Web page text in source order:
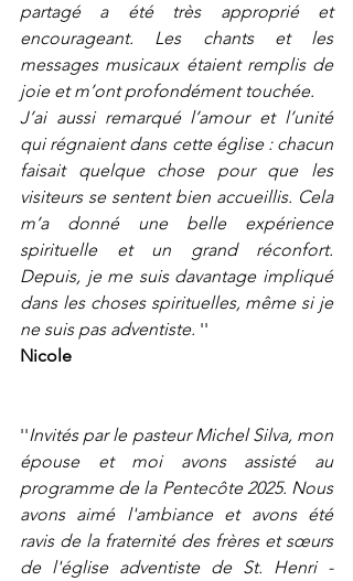
partagé a été très approprié et
encourageant. Les chants et les
messages musicaux étaient remplis de
joie et m’ont profondément touchée.
J’ai aussi remarqué l’amour et l’unité
qui régnaient dans cette église : chacun
faisait quelque chose pour que les
visiteurs se sentent bien accueillis. Cela
m’a donné une belle expérience
spirituelle et un grand réconfort.
Depuis, je me suis davantage impliqué
dans les choses spirituelles, même si je
ne suis pas adventiste. ''
Nicole
''Invités par le pasteur Michel Silva, mon
épouse et moi avons assisté au
programme de la Pentecôte 2025. Nous
avons aimé l'ambiance et avons été
ravis de la fraternité des frères et sœurs
de l'église adventiste de St. Henri -